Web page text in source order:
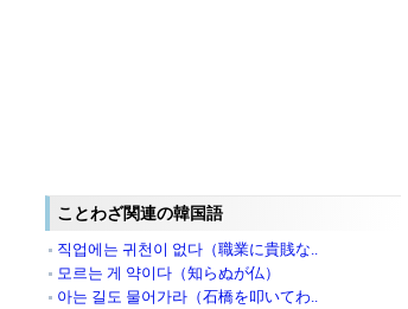
ことわざ関連の韓国語
직업에는 귀천이 없다（職業に貴賎な..
모르는 게 약이다（知らぬが仏）
아는 길도 물어가라（石橋を叩いてわ..